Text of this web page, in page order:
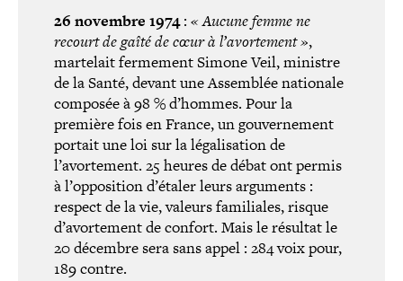
26 novembre 1974: « Aucune femme ne
recourt de gaîté de cœur à l’avortement »,
martelait fermement Simone Veil, ministre
de la Santé, devant une Assemblée nationale
composée à 98 % d’hommes. Pour la
première fois en France, un gou­ver­ne­ment
portait une loi sur la léga­li­sa­tion de
l’avortement. 25 heures de débat ont permis
à l’opposition d’étaler leurs arguments :
respect de la vie, valeurs fami­liales, risque
d’avortement de confort. Mais le résultat le
20 décembre sera sans appel : 284 voix pour,
189 contre.